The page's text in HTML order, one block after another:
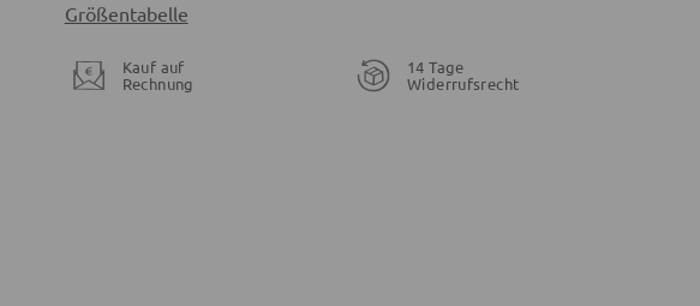
Größentabelle
Kauf auf
Rechnung
14 Tage
Widerrufsrecht